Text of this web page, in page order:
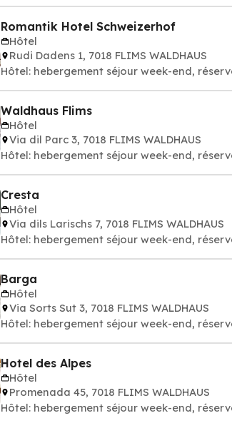
Romantik Hotel Schweizerhof
Hôtel
Rudi Dadens 1, 7018 FLIMS WALDHAUS
Hôtel: hebergement séjour week-end,
Waldhaus Flims
Hôtel
Via dil Parc 3, 7018 FLIMS WALDHAUS
Hôtel: hebergement séjour week-end,
Cresta
Hôtel
Via dils Larischs 7, 7018 FLIMS WALDHAUS
Hôtel: hebergement séjour week-end,
Barga
Hôtel
Via Sorts Sut 3, 7018 FLIMS WALDHAUS
Hôtel: hebergement séjour week-end,
Hotel des Alpes
Hôtel
Promenada 45, 7018 FLIMS WALDHAUS
Hôtel: hebergement séjour week-end,